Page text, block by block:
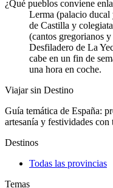
¿Qué pueblos conviene
Lerma (palacio ducal
de Castilla y
(cantos gregorianos
Desfiladero de La
cabe en un fin de
una hora en coche.
Viajar sin Destino
Guía temática de España:
artesanía y festividades con
Destinos
Todas las provincias
Temas